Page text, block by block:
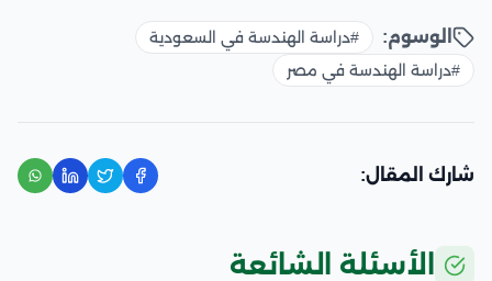
الوسوم:
#دراسة الهندسة في السعودية
#دراسة الهندسة في مصر
شارك المقال:
الأسئلة الشائعة